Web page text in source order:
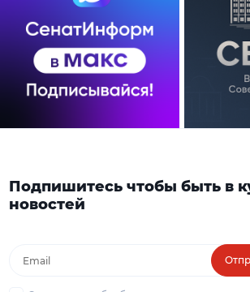
Подпишитесь чтобы быть в
новостей